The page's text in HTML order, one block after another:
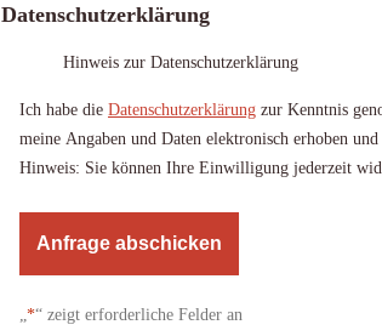
*“ zeigt erforderliche Felder an
Datenschutzerklärung
Hinweis zur Datenschutzerklärung
Ich habe die Datenschutzerklärung zur Kenntnis
meine Angaben und Daten elektronisch erhoben und
Hinweis: Sie können Ihre Einwilligung jederzeit